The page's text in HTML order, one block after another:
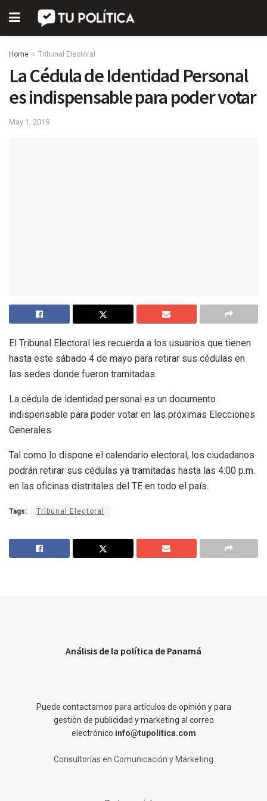
Home Tribunal Electoral
La Cédula de Identidad Personal
es indispensable para poder votar
May 1, 2019
El Tribunal Electoral les recuerda a los usuarios que tienen
hasta este sábado 4 de mayo para retirar sus cédulas en
las sedes donde fueron tramitadas.
La cédula de identidad personal es un documento
indispensable para poder votar en las próximas Elecciones
Generales.
Tal como lo dispone el calendario electoral, los ciudadanos
podrán retirar sus cédulas ya tramitadas hasta las 4:00 p.m.
en las oficinas distritales del TE en todo el país.
Tags: Tribunal Electoral
Análisis de la política de Panamá
Puede contactarnos para artículos de opinión y para
gestión de publicidad y marketing al correo
electrónico info@tupolitica.com
Consultorías en Comunicación y Marketing